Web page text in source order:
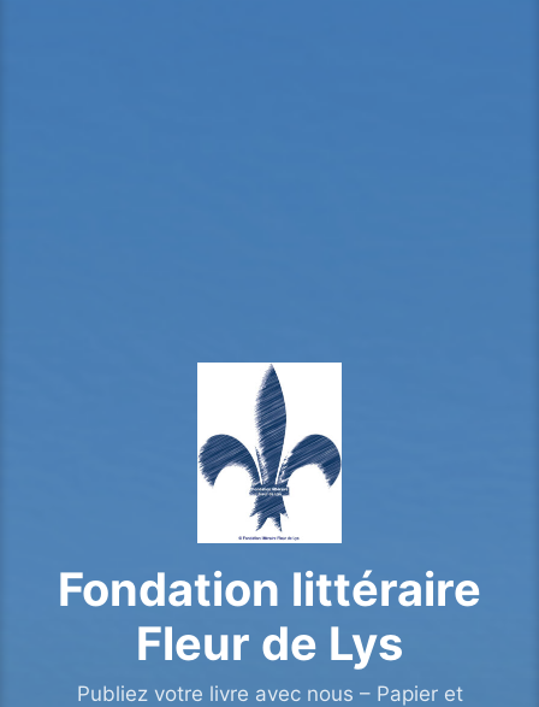
Fondation littéraire
Fleur de Lys
Publiez votre livre avec nous – Papier et